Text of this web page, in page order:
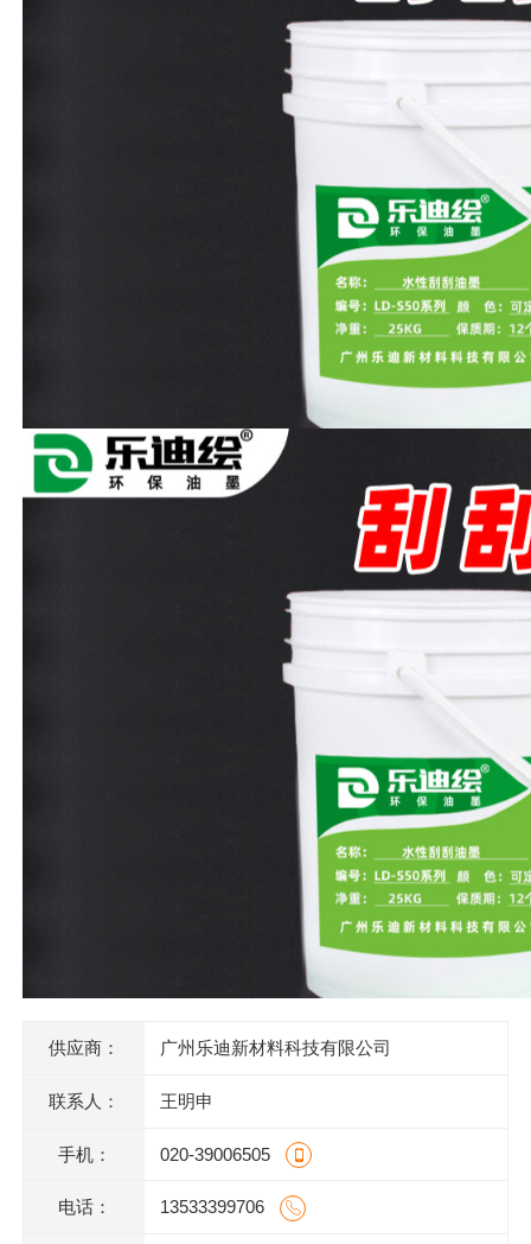
供应商： 广州乐迪新材料科技有限公司
联系人： 王明申
手机： 020-39006505
电话： 13533399706